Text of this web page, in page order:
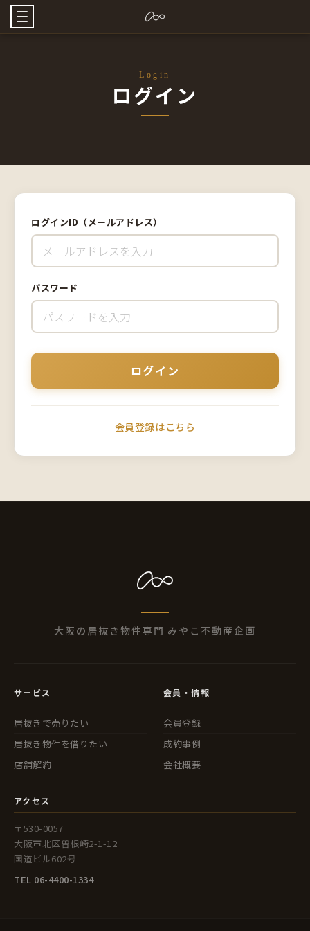
Login
ログイン
ログインID（メールアドレス）
パスワード
会員登録はこちら
大阪の居抜き物件専門 みやこ不動産企画
サービス
居抜きで売りたい
居抜き物件を借りたい
店舗解約
会員・情報
会員登録
成約事例
会社概要
アクセス
〒530-0057
大阪市北区曽根崎2-1-12
国道ビル602号
TEL 06-4400-1334